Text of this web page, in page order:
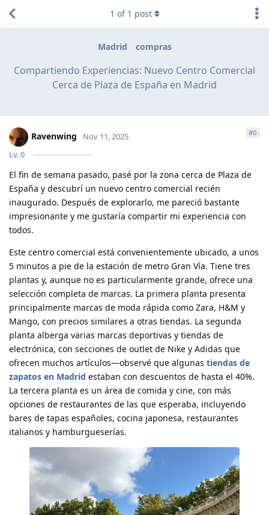
Madrid compras
Compartiendo Experiencias: Nuevo Centro Comercial
Cerca de Plaza de España en Madrid
1 of 1 post
Ravenwing
Lv.0
Nov 11, 2025 #0
El fin de semana pasado, pasé por la zona cerca de Plaza de
España y descubrí un nuevo centro comercial recién
inaugurado. Después de explorarlo, me pareció bastante
impresionante y me gustaría compartir mi experiencia con
todos.
Este centro comercial está convenientemente ubicado, a unos
5 minutos a pie de la estación de metro Gran Vía. Tiene tres
plantas y, aunque no es particularmente grande, ofrece una
selección completa de marcas. La primera planta presenta
principalmente marcas de moda rápida como Zara, H&M y
Mango, con precios similares a otras tiendas. La segunda
planta alberga varias marcas deportivas y tiendas de
electrónica, con secciones de outlet de Nike y Adidas que
ofrecen muchos artículos—observé que algunas tiendas de
zapatos en Madrid estaban con descuentos de hasta el 40%.
La tercera planta es un área de comida y cine, con más
opciones de restaurantes de las que esperaba, incluyendo
bares de tapas españoles, cocina japonesa, restaurantes
italianos y hamburgueserías.